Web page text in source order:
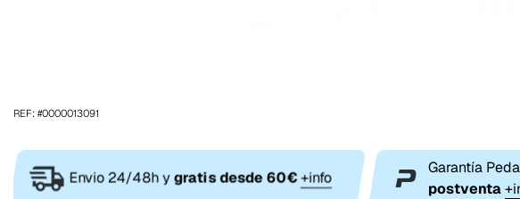
REF: #0000013091
Envio 24/48h ygratis desde 60€ +info
Garantía
postventa